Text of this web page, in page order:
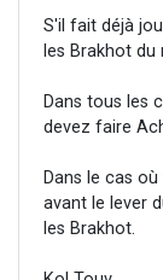
S'il fait déjà
les Brakhot du
Dans tous les
devez faire
Dans le cas
avant le lever
les Brakhot.